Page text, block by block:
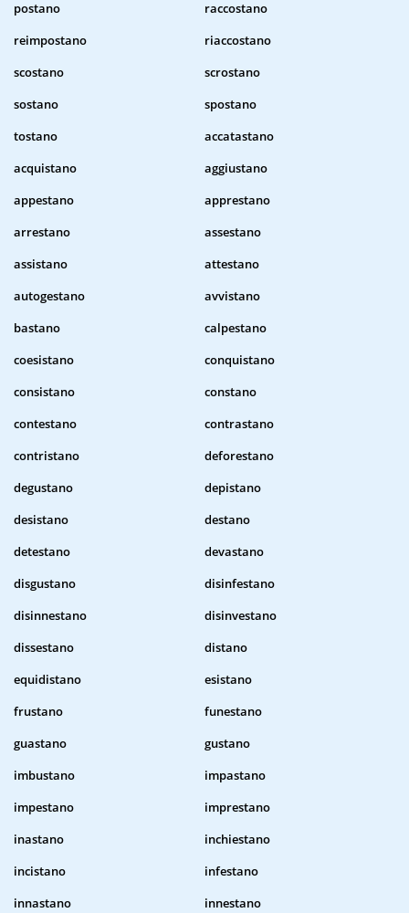
postano
raccostano
reimpostano
riaccostano
scostano
scrostano
sostano
spostano
tostano
accatastano
acquistano
aggiustano
appestano
apprestano
arrestano
assestano
assistano
attestano
autogestano
avvistano
bastano
calpestano
coesistano
conquistano
consistano
constano
contestano
contrastano
contristano
deforestano
degustano
depistano
desistano
destano
detestano
devastano
disgustano
disinfestano
disinnestano
disinvestano
dissestano
distano
equidistano
esistano
frustano
funestano
guastano
gustano
imbustano
impastano
impestano
imprestano
inastano
inchiestano
incistano
infestano
innastano
innestano